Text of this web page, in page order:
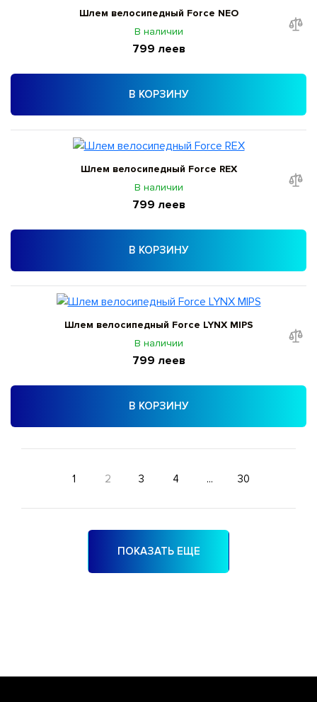
Шлем велосипедный Force NEO
В наличии
799 леев
В КОРЗИНУ
Шлем велосипедный Force REX
В наличии
799 леев
В КОРЗИНУ
Шлем велосипедный Force LYNX MIPS
В наличии
799 леев
В КОРЗИНУ
1 2 3 4 ... 30
ПОКАЗАТЬ ЕЩЕ